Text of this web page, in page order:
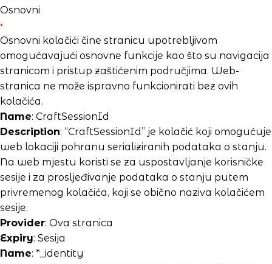
Osnovni
*
Osnovni kolačići čine stranicu upotrebljivom
omogućavajući osnovne funkcije kao što su navigacija
stranicom i pristup zaštićenim područjima. Web-
stranica ne može ispravno funkcionirati bez ovih
kolačića.
Name: CraftSessionId
Description: “CraftSessionId” je kolačić koji omogućuje
web lokaciji pohranu serializiranih podataka o stanju.
Na web mjestu koristi se za uspostavljanje korisničke
sesije i za prosljeđivanje podataka o stanju putem
privremenog kolačića, koji se obično naziva kolačićem
sesije.
Provider: Ova stranica
Expiry: Sesija
Name: *_identity